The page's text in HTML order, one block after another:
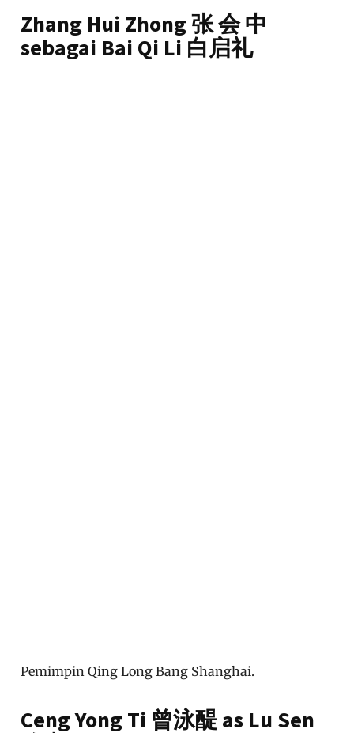
Zhang Hui Zhong 张 会 中
sebagai Bai Qi Li 白启礼
Pemimpin Qing Long Bang Shanghai.
Ceng Yong Ti 曾泳醍 as Lu Sen